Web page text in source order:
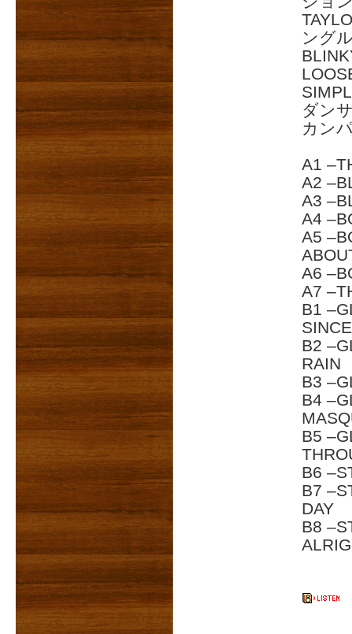
ング
ダン
カン
A1
A2
A3
A4
A5
A6
A7
B1
B2
RAIN
B3
B4
B5
B6
B7
DAY
B8